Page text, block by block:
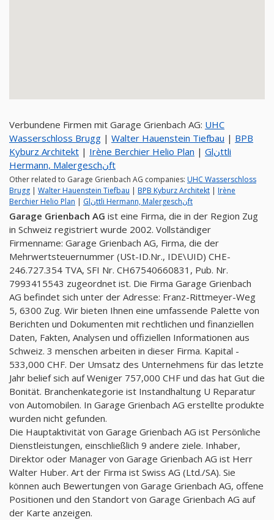
Verbundene Firmen mit Garage Grienbach AG: UHC
Wasserschloss Brugg | Walter Hauenstein Tiefbau | BPB
Kyburz Architekt | Irène Berchier Helio Plan | Glنttli
Hermann, Malergeschنft
Other related to Garage Grienbach AG companies: UHC Wasserschloss
Brugg | Walter Hauenstein Tiefbau | BPB Kyburz Architekt | Irène
Berchier Helio Plan | Glنttli Hermann, Malergeschنft
Garage Grienbach AG ist eine Firma, die in der Region Zug
in Schweiz registriert wurde 2002. Vollständiger
Firmenname: Garage Grienbach AG, Firma, die der
Mehrwertsteuernummer (USt-ID.Nr., IDE\UID) CHE-
246.727.354 TVA, SFI Nr. CH67540660831, Pub. Nr.
7993415543 zugeordnet ist. Die Firma Garage Grienbach
AG befindet sich unter der Adresse: Franz-Rittmeyer-Weg
5, 6300 Zug. Wir bieten Ihnen eine umfassende Palette von
Berichten und Dokumenten mit rechtlichen und finanziellen
Daten, Fakten, Analysen und offiziellen Informationen aus
Schweiz. 3 menschen arbeiten in dieser Firma. Kapital -
533,000 CHF. Der Umsatz des Unternehmens für das letzte
Jahr belief sich auf Weniger 757,000 CHF und das hat Gut die
Bonität. Branchenkategorie ist Instandhaltung U Reparatur
von Automobilen. In Garage Grienbach AG erstellte produkte
wurden nicht gefunden.
Die Hauptaktivität von Garage Grienbach AG ist Persönliche
Dienstleistungen, einschließlich 9 andere ziele. Inhaber,
Direktor oder Manager von Garage Grienbach AG ist Herr
Walter Huber. Art der Firma ist Swiss AG (Ltd./SA). Sie
können auch Bewertungen von Garage Grienbach AG, offene
Positionen und den Standort von Garage Grienbach AG auf
der Karte anzeigen.